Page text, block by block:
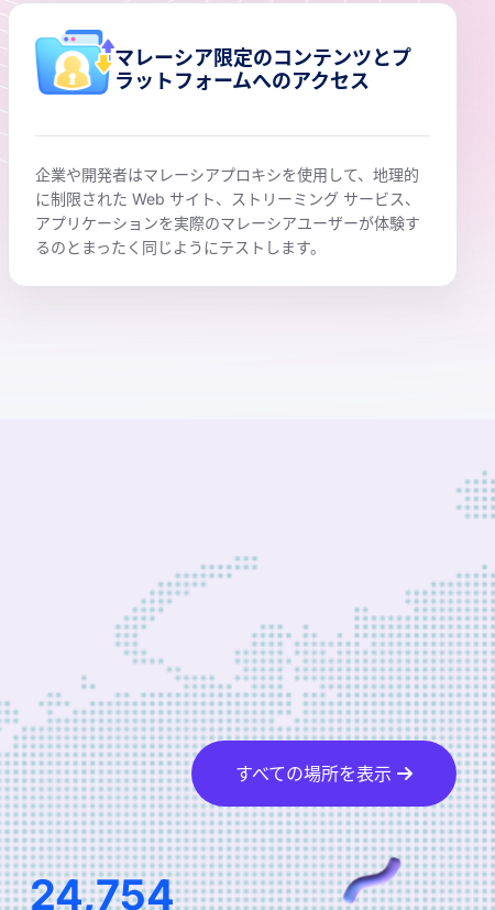
マレーシア限定のコンテンツとプ
ラットフォームへのアクセス
企業や開発者はマレーシアプロキシを使用して、地理的
に制限された Web サイト、ストリーミング サービス、
アプリケーションを実際のマレーシアユーザーが体験す
るのとまったく同じようにテストします。
すべての場所を表示
40,792